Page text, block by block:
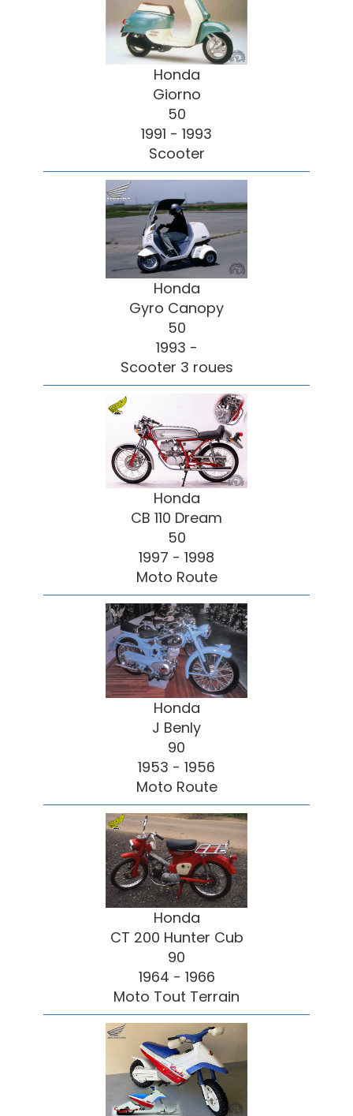
Honda
Giorno
50
1991 - 1993
Scooter
Honda
Gyro Canopy
50
1993 -
Scooter 3 roues
Honda
CB 110 Dream
50
1997 - 1998
Moto Route
Honda
J Benly
90
1953 - 1956
Moto Route
Honda
CT 200 Hunter Cub
90
1964 - 1966
Moto Tout Terrain